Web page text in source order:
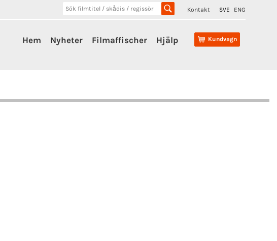
Kontakt SVE ENG
Kundvagn
Hem Nyheter Filmaffischer Hjälp